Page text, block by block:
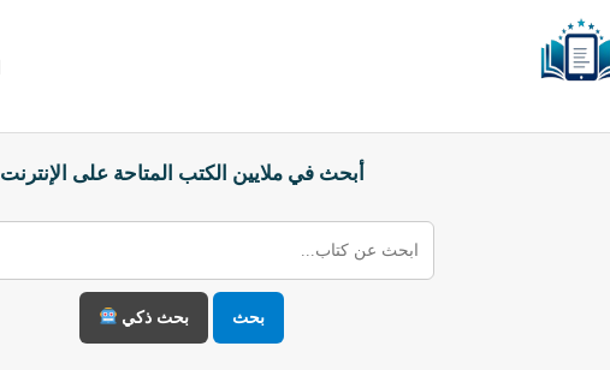
أبحث في ملايين الكتب المتاحة على الإنترنت
بحث بحث ذكي